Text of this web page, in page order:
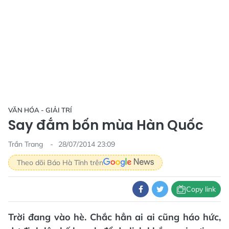
VĂN HÓA - GIẢI TRÍ
Say đắm bốn mùa Hàn Quốc
Trần Trang
28/07/2014 23:09
Theo dõi Báo Hà Tĩnh trên
Copy link
Trời đang vào hè. Chắc hẳn ai ai cũng háo hức,